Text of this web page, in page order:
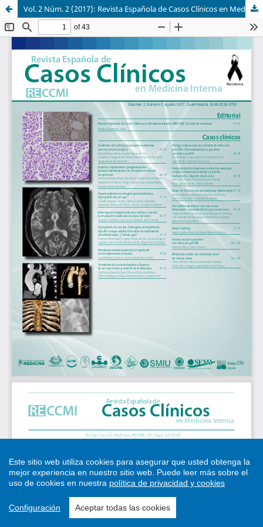
Vol. 2 Núm. 2 (2017): Revista Española de Casos Clínicos en Medicina Interna
Este sitio web utiliza cookies para asegurar que usted obtenga la
mejor experiencia en nuestro sitio web. Puede leer más sobre el
uso de cookies en nuestra política de privacidad y cookies
Configuración Aceptar todas las cookies